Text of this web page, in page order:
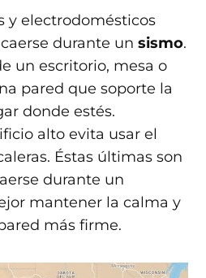
y electrodomésticos
durante unsismo.
un escritorio, mesa o
pared que soporte la
donde estés.
alto evita usar el
Éstas últimas son
durante un
mantener la calma y
más firme.